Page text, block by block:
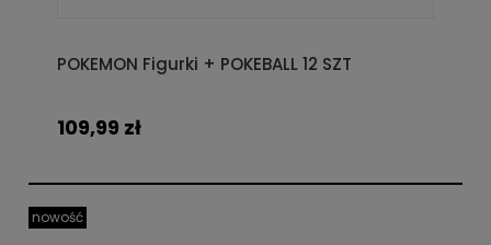
POKEMON Figurki + POKEBALL 12 SZT
109,99 zł
nowość